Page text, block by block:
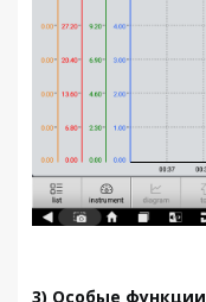
3) Особые функции